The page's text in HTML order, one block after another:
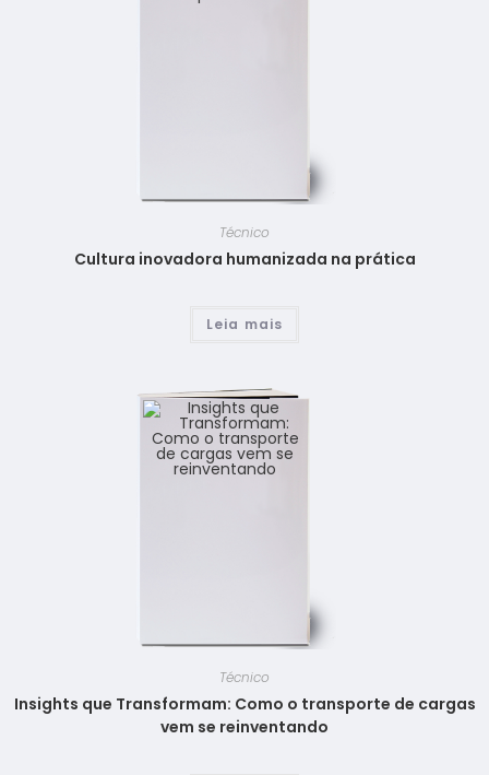
Técnico
Cultura inovadora humanizada na prática
Leia mais
Técnico
Insights que Transformam: Como o transporte de cargas
vem se reinventando